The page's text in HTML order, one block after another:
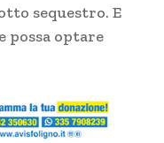
sequestro. E
possa optare